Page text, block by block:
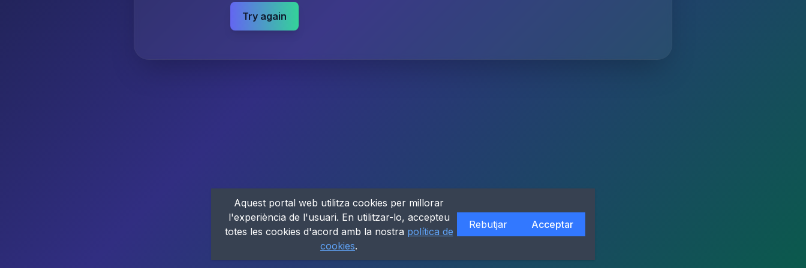
Try again
Aquest portal web utilitza cookies per millorar
l'experiència de l'usuari. En utilitzar-lo, accepteu
totes les cookies d'acord amb la nostra política de
cookies.
Rebutjar Acceptar